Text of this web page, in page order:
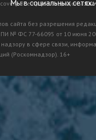
Все права защищены.
сайта без разрешения
ПИ № ФС 77-66095 от 10 июня
в сфере связи,
(Роскомнадзор). 16+
Мы в социальных сетях: